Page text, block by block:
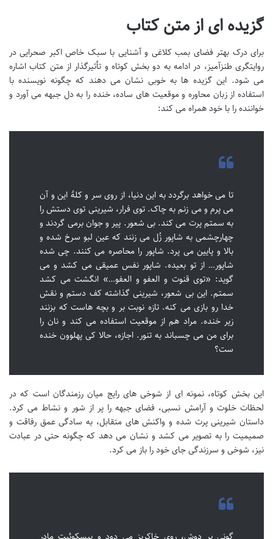
گزیده ای از متن کتاب
برای درک بهتر فضای بمب کلاغی و آشنایی با سبک خاص اکبر صحرایی در
روایتگری طنزآمیز، در ادامه به دو بخش کوتاه و تأثیرگذار از متن کتاب اشاره
می شود. این گزیده ها به خوبی نشان می دهند که چگونه نویسنده با
استفاده از زبان محاوره و موقعیت های ساده، خنده را به دل جبهه می آورد و
خواننده را با خود همراه می کند:
تا می خواهد برگردد به این دنیا، از روی سر و کلۀ این و آن
می پرم و می زنم به چاک. توی فرار، شیرینی توی دستش را
به سمتم پرت می کند. بی شعور. پیر و جوان برمی گردند و
چهارچشمی به شاپور زُل می زنند که عین لبو سرخ شده و
بالا و پایین می پرد. شاپور را محاصره می کنند. چی شده
شاپور… از تو بعیده. شاپور نفس عمیقی می کشد و می
گوید: «توی قنوت و العفو و العفو…» انگشت می کشد
سمتم. این بی شعور، شیرینی گذاشته کف دستم و نقش
خدا رو بازی می کنه. تازه نوبت بر و بچه هاست که بزنند
زیر خنده. مراد هم از موقعیت استفاده می کند و نان را
برای من می چسباند به تنور. اجازه، حالا کی پهلوون خنده
ست؟
این بخش کوتاه، نمونه ای از شوخی های رایج میان رزمندگان است که در
لحظات خلوت و آرامش نسبی، فضای جبهه را پر از شور و نشاط می کرد.
داستان شیرینی پرت شده و واکنش های متقابل، به سادگی عمق رفاقت و
صمیمیت را به تصویر می کشد و نشان می دهد که چگونه حتی در عبادت
نیز، شوخی و سرزندگی جای خود را باز می کرد.